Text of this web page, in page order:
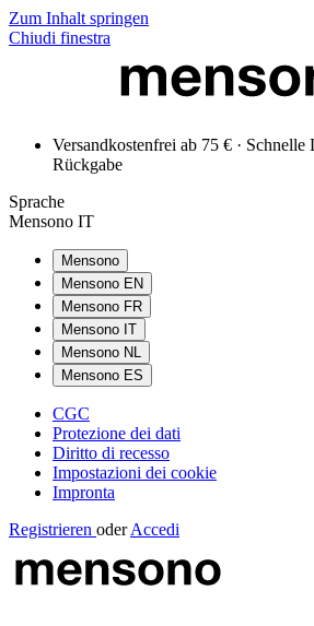
Zum Inhalt springen
Chiudi finestra
Versandkostenfrei ab 75 € · Schnelle
Rückgabe
Sprache
Mensono IT
Mensono
Mensono EN
Mensono FR
Mensono IT
Mensono NL
Mensono ES
CGC
Protezione dei dati
Diritto di recesso
Impostazioni dei cookie
Impronta
Registrieren oder Accedi